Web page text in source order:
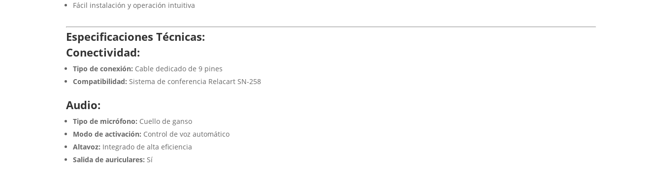
Fácil instalación y operación intuitiva
Especificaciones Técnicas:
Conectividad:
Tipo de conexión: Cable dedicado de 9 pines
Compatibilidad: Sistema de conferencia Relacart SN-258
Audio:
Tipo de micrófono: Cuello de ganso
Modo de activación: Control de voz automático
Altavoz: Integrado de alta eficiencia
Salida de auriculares: Sí